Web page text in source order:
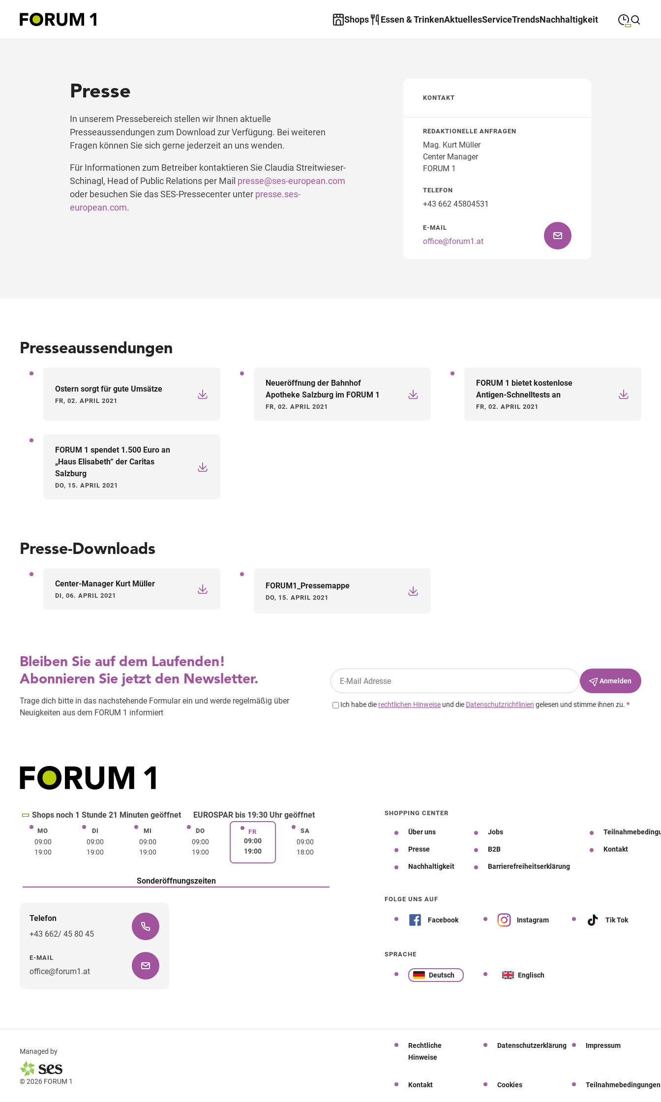
Shops Essen & TrinkenAktuellesServiceTrendsNachhaltigkeit
Presse
In unserem Pressebereich stellen wir Ihnen aktuelle
Presseaussendungen zum Download zur Verfügung. Bei weiteren
Fragen können Sie sich gerne jederzeit an uns wenden.
Für Informationen zum Betreiber kontaktieren Sie Claudia Streitwieser-
Schinagl, Head of Public Relations per Mail presse@ses-european.com
oder besuchen Sie das SES-Pressecenter unter presse.ses-
european.com.
KONTAKT
REDAKTIONELLE ANFRAGEN
Mag. Kurt Müller
Center Manager
FORUM 1
TELEFON
+43 662 45804531
E-MAIL
office@forum1.at
Presseaussendungen
Ostern sorgt für gute Umsätze
FR, 02. APRIL 2021
Neueröffnung der Bahnhof
Apotheke Salzburg im FORUM 1
FR, 02. APRIL 2021
FORUM 1 bietet kostenlose
Antigen-Schnelltests an
FR, 02. APRIL 2021
FORUM 1 spendet 1.500 Euro an
„Haus Elisabeth“ der Caritas
Salzburg
DO, 15. APRIL 2021
Presse-Downloads
Center-Manager Kurt Müller
DI, 06. APRIL 2021
FORUM1_Pressemappe
DO, 15. APRIL 2021
Shops noch 1 Stunde 21 Minuten geöffnet EUROSPAR bis 19:30 Uhr geöffnet
MOMontag
09:00
19:00
DIDienstag
09:00
19:00
MIMittwoch
09:00
19:00
DODonnerstag
09:00
19:00
FRFreitag
09:00
19:00
SASamstag
09:00
18:00
Sonderöffnungszeiten
Telefon
+43 662/ 45 80 45
E-MAIL
office@forum1.at
SHOPPING CENTER
Über uns Jobs
Presse B2B Kontakt
Nachhaltigkeit Barrierefreiheitserklärung
FOLGE UNS AUF
Facebook Instagram Tik Tok
SPRACHE
Deutsch Englisch
Managed by
© 2026 FORUM 1
Rechtliche
Hinweise
Datenschutzerklärung Impressum
Kontakt Cookies Teilnahmebedingungen